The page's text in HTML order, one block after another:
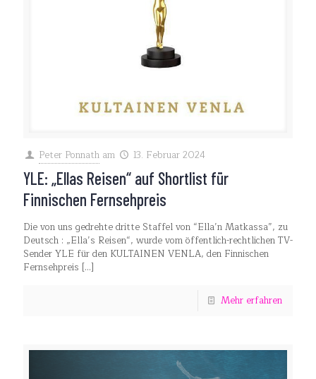
Peter Ponnath am 13. Februar 2024
YLE: „Ellas Reisen“ auf Shortlist für
Finnischen Fernsehpreis
Die von uns gedrehte dritte Staffel von “Ella’n Matkassa”, zu
Deutsch : „Ella’s Reisen“, wurde vom öffentlich-rechtlichen TV-
Sender YLE für den KULTAINEN VENLA, den Finnischen
Fernsehpreis […]
Mehr erfahren